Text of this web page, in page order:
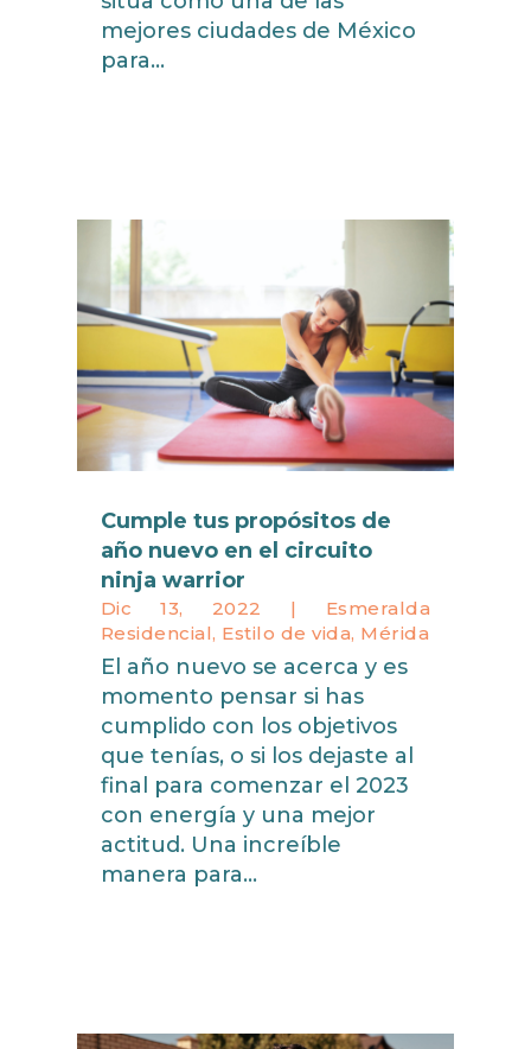
mejores ciudades de México
para...
Cumple tus propósitos de
año nuevo en el circuito
ninja warrior
Dic 13, 2022 | Esmeralda
Residencial, Estilo de vida, Mérida
El año nuevo se acerca y es
momento pensar si has
cumplido con los objetivos
que tenías, o si los dejaste al
final para comenzar el 2023
con energía y una mejor
actitud. Una increíble
manera para...